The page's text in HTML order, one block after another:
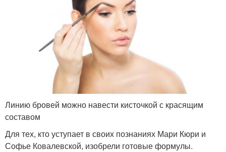
Линию бровей можно навести кисточкой с красящим
составом
Для тех, кто уступает в своих познаниях Мари Кюри и
Софье Ковалевской, изобрели готовые формулы.